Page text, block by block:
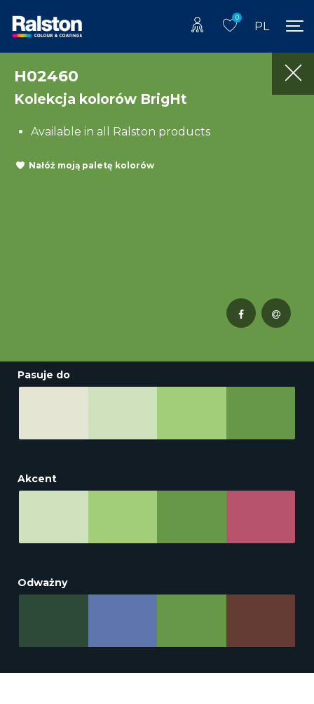
0
PL
H02460
Kolekcja kolorów BrigHt
Available in all Ralston products
Nałóż moją paletę kolorów
Pasuje do
Akcent
Odważny